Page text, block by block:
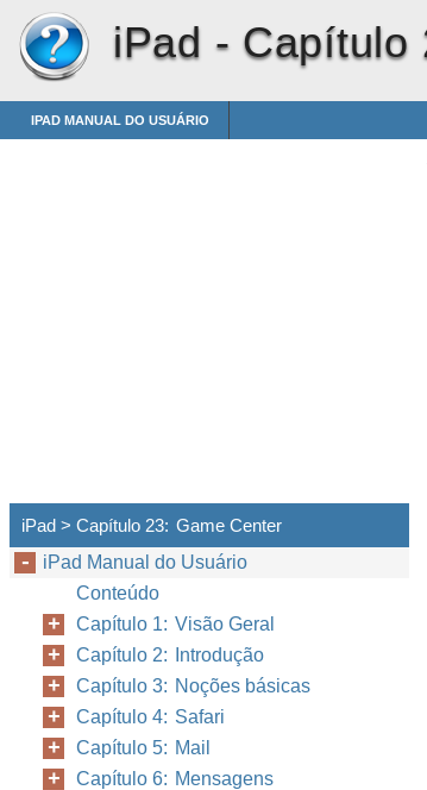
iPad -Capítulo
IPAD MANUAL DO USUÁRIO
iPad > Capítulo 23: Game Center
iPad Manual do Usuário
Conteúdo
Capítulo 1: Visão Geral
Capítulo 2: Introdução
Capítulo 3: Noções básicas
Capítulo 4: Safari
Capítulo 5: Mail
Capítulo 6: Mensagens